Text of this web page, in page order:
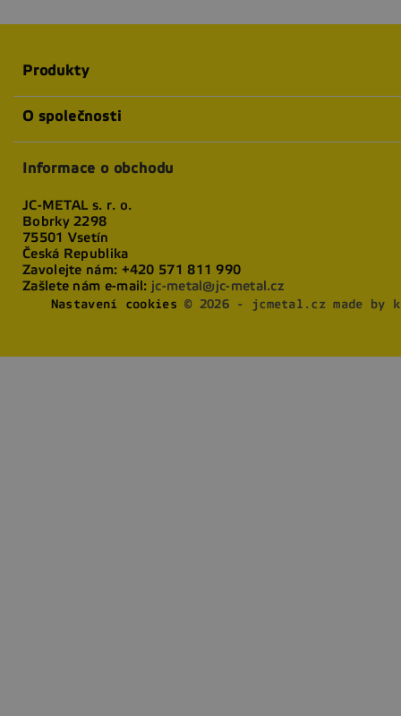
Produkty
O společnosti
Informace o obchodu
JC-METAL s. r. o.
Bobrky 2298
75501 Vsetín
Česká Republika
Zavolejte nám: +420 571 811 990
Zašlete nám e-mail: jc-metal@jc-metal.cz
Nastavení cookies © 2026 - jcmetal.cz made by